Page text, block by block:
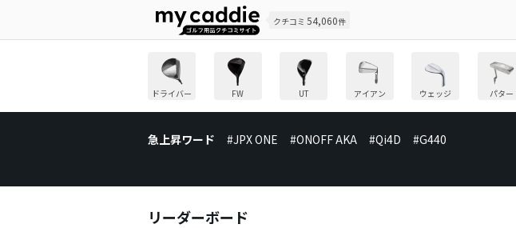
クチコミ 54,060件
ドライバー FW UT アイアン ウェッジ パター
急上昇ワード #JPX ONE #ONOFF AKA #Qi4D #G440
リーダーボード